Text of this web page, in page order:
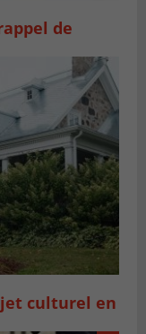
de
culturel en